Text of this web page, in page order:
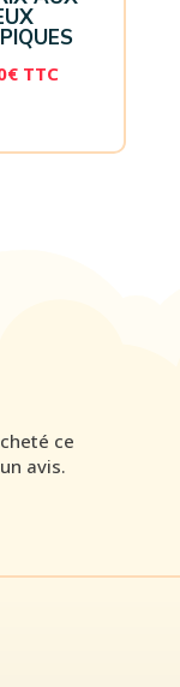
€ TTC
ce
avis.